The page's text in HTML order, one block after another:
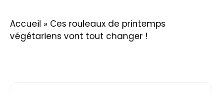
Accueil » Ces rouleaux de printemps
végétariens vont tout changer !